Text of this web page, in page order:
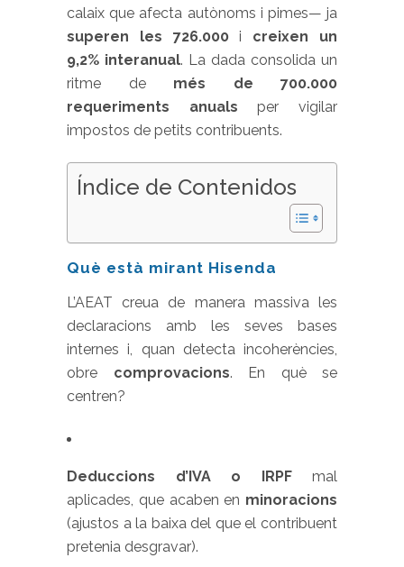
calaix que afecta autònoms i pimes— ja
superen les 726.000i creixen un
9,2% interanual. La dada consolida un
ritme de més de 700.000
requeriments anuals per vigilar
impostos de petits contribuents.
Índice de Contenidos
Què està mirant Hisenda
L’AEAT creua de manera massiva les
declaracions amb les seves bases
internes i, quan detecta incoherències,
obre comprovacions. En què se
centren?
Deduccions d’IVA o IRPFmal
aplicades, que acaben en minoracions
(ajustos a la baixa del que el contribuent
pretenia desgravar).